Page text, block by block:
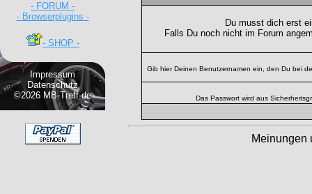
- FORUM -
- Browserplugins -
- SHOP -
Impressum
Datenschutz
©2026 MB-Treff.de
Du musst dich erst
Falls Du noch nicht im Forum
Gib hier Deinen Benutzernamen ein, den Du bei
Das Passwort wird aus
Meinungen